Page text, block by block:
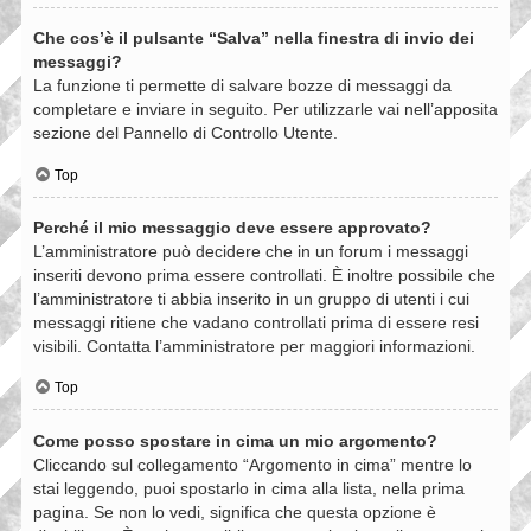
Che cos’è il pulsante “Salva” nella finestra di invio dei
messaggi?
La funzione ti permette di salvare bozze di messaggi da
completare e inviare in seguito. Per utilizzarle vai nell’apposita
sezione del Pannello di Controllo Utente.
Top
Perché il mio messaggio deve essere approvato?
L’amministratore può decidere che in un forum i messaggi
inseriti devono prima essere controllati. È inoltre possibile che
l’amministratore ti abbia inserito in un gruppo di utenti i cui
messaggi ritiene che vadano controllati prima di essere resi
visibili. Contatta l’amministratore per maggiori informazioni.
Top
Come posso spostare in cima un mio argomento?
Cliccando sul collegamento “Argomento in cima” mentre lo
stai leggendo, puoi spostarlo in cima alla lista, nella prima
pagina. Se non lo vedi, significa che questa opzione è